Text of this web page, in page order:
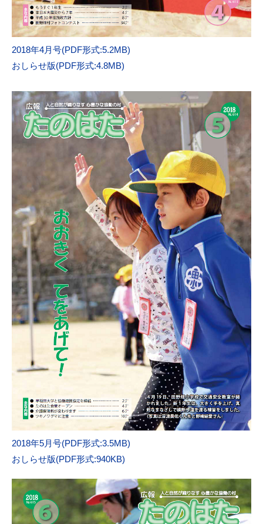
2018年4月号(PDF形式:5.2MB)
おしらせ版(PDF形式:4.8MB)
2018年5月号(PDF形式:3.5MB)
おしらせ版(PDF形式:940KB)